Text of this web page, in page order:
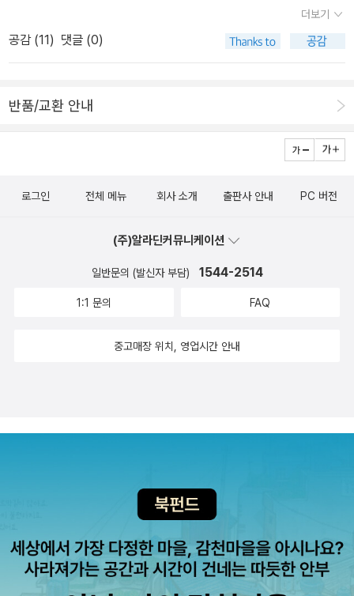
더보기
공감 (11) 댓글 (0)
반품/교환 안내
로그인 전체 메뉴 회사 소개 출판사 안내 PC 버전
(주)알라딘커뮤니케이션
일반문의 (발신자 부담) 1544-2514
1:1 문의 FAQ
중고매장 위치, 영업시간 안내